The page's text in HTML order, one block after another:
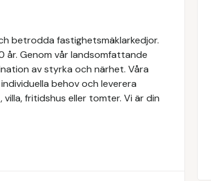
betrodda fastighetsmäklarkedjor.
år. Genom vår landsomfattande
av styrka och närhet. Våra
behov och leverera
fritidshus eller tomter. Vi är din